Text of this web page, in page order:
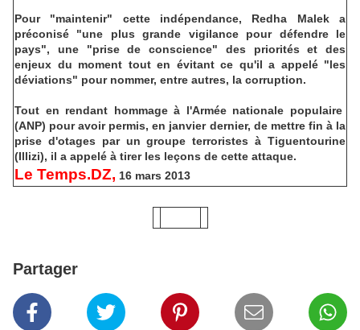
Pour "maintenir" cette indépendance, Redha Malek a
préconisé "une plus grande vigilance pour défendre le
pays", une "prise de conscience" des priorités et des
enjeux du moment tout en évitant ce qu'il a appelé "les
déviations" pour nommer, entre autres, la corruption.
Tout en rendant hommage à l'Armée nationale populaire
(ANP) pour avoir permis, en janvier dernier, de mettre fin à la
prise d'otages par un groupe terroristes à Tiguentourine
(Illizi), il a appelé à tirer les leçons de cette attaque.
Le Temps.DZ, 16 mars 2013
Partager